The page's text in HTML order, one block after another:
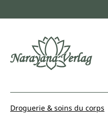
Droguerie & soins du corps